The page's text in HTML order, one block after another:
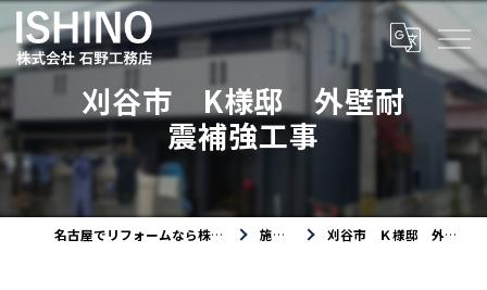
刈谷市 K様邸 外壁耐
震補強工事
名古屋でリフォームなら株式会社石野工務店 施工事例 刈谷市 Ｋ様邸 外壁耐震補強工事